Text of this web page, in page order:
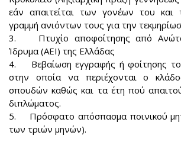
εάν απαιτείται των γονέων του και
γραμμή ανιόντων τους για την
3. Πτυχίο αποφοίτησης από
Ίδρυμα (ΑΕΙ) της Ελλάδας
4. Βεβαίωση εγγραφής ή φοίτησης
στην οποία να περιέχονται ο
σπουδών καθώς και τα έτη πού
διπλώματος.
5. Πρόσφατο απόσπασμα ποινικού
των τριών μηνών).